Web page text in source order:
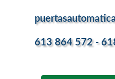
613 864 572 -